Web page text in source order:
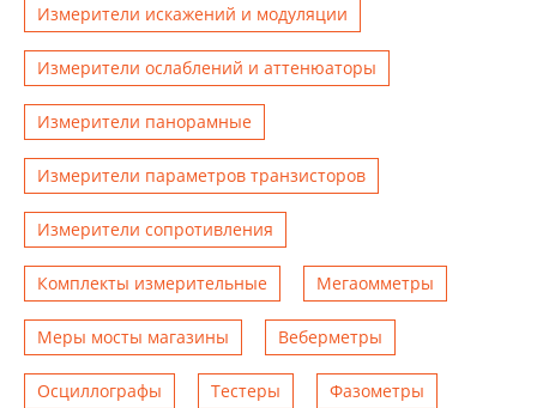
Измерители искажений и модуляции
Измерители ослаблений и аттенюаторы
Измерители панорамные
Измерители параметров транзисторов
Измерители сопротивления
Комплекты измерительные Мегаомметры
Меры мосты магазины Веберметры
Осциллографы Тестеры Фазометры